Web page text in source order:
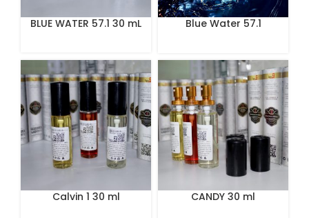
BLUE WATER 57.1 30 mL
Blue Water 57.1
Calvin 1 30 ml CANDY 30 ml